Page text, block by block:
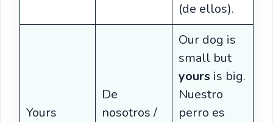
(de ellos).
Yours
De
nosotros /
Our dog is
small but
yours is big.
Nuestro
perro es